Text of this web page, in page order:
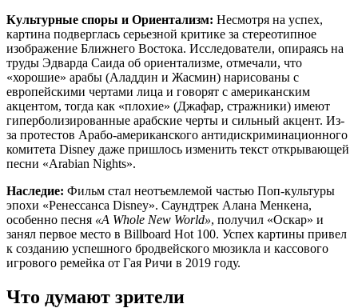
Культурные споры и Ориентализм: Несмотря на успех,
картина подверглась серьезной критике за стереотипное
изображение Ближнего Востока. Исследователи, опираясь на
труды Эдварда Саида об ориентализме, отмечали, что
«хорошие» арабы (Аладдин и Жасмин) нарисованы с
европейскими чертами лица и говорят с американским
акцентом, тогда как «плохие» (Джафар, стражники) имеют
гиперболизированные арабские черты и сильный акцент. Из-
за протестов Арабо-американского антидискриминационного
комитета Disney даже пришлось изменить текст открывающей
песни «Arabian Nights».
Наследие: Фильм стал неотъемлемой частью Поп-культуры
эпохи «Ренессанса Disney». Саундтрек Алана Менкена,
особенно песня «A Whole New World», получил «Оскар» и
занял первое место в Billboard Hot 100. Успех картины привел
к созданию успешного бродвейского мюзикла и кассового
игрового ремейка от Гая Ричи в 2019 году.
Что думают зрители